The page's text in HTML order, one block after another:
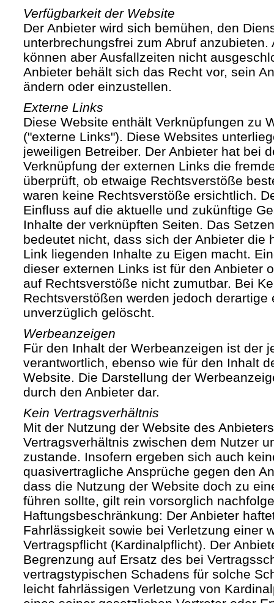
Verfügbarkeit der Website
Der Anbieter wird sich bemühen, den
unterbrechungsfrei zum Abruf anzubieten.
können aber Ausfallzeiten nicht
Anbieter behält sich das Recht vor, sein
ändern oder einzustellen.
Externe Links
Diese Website enthält Verknüpfungen zu
("externe Links"). Diese Websites
jeweiligen Betreiber. Der Anbieter hat bei
Verknüpfung der externen Links die
überprüft, ob etwaige Rechtsverstöße
waren keine Rechtsverstöße ersichtlich.
Einfluss auf die aktuelle und zukünftige
Inhalte der verknüpften Seiten. Das
bedeutet nicht, dass sich der Anbieter die
Link liegenden Inhalte zu Eigen macht.
dieser externen Links ist für den Anbieter
auf Rechtsverstöße nicht zumutbar. Bei
Rechtsverstößen werden jedoch derartige
unverzüglich gelöscht.
Werbeanzeigen
Für den Inhalt der Werbeanzeigen ist der
verantwortlich, ebenso wie für den Inhalt
Website. Die Darstellung der
durch den Anbieter dar.
Kein Vertragsverhältnis
Mit der Nutzung der Website des
Vertragsverhältnis zwischen dem Nutzer
zustande. Insofern ergeben sich auch
quasivertragliche Ansprüche gegen den
dass die Nutzung der Website doch zu
führen sollte, gilt rein vorsorglich
Haftungsbeschränkung: Der Anbieter
Fahrlässigkeit sowie bei Verletzung einer
Vertragspflicht (Kardinalpflicht). Der
Begrenzung auf Ersatz des bei
vertragstypischen Schadens für solche
leicht fahrlässigen Verletzung von